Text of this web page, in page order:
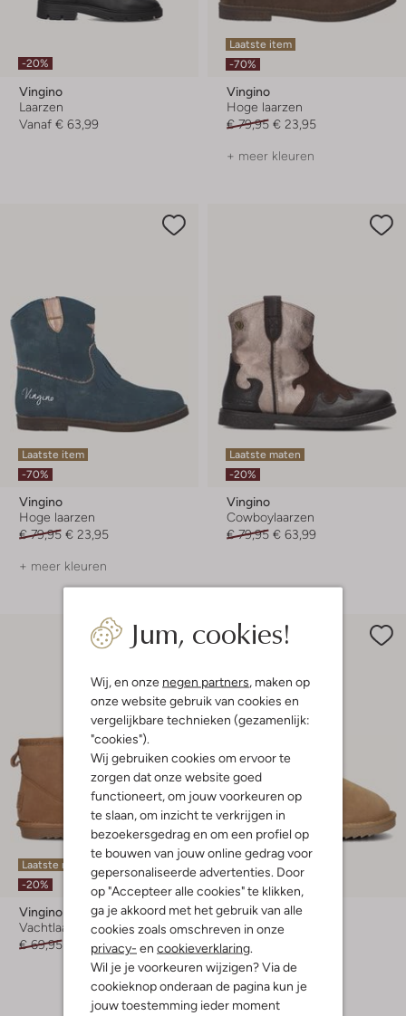
Jum, cookies!
Wij, en onze negen partners, maken op
onze website gebruik van cookies en
vergelijkbare technieken (gezamenlijk:
"cookies").
Wij gebruiken cookies om ervoor te
zorgen dat onze website goed
functioneert, om jouw voorkeuren op
te slaan, om inzicht te verkrijgen in
bezoekersgedrag en om een profiel op
te bouwen van jouw online gedrag voor
gepersonaliseerde advertenties. Door
op "Accepteer alle cookies" te klikken,
ga je akkoord met het gebruik van alle
cookies zoals omschreven in onze
privacy- en cookieverklaring.
Wil je je voorkeuren wijzigen? Via de
cookieknop onderaan de pagina kun je
jouw toestemming ieder moment
-20%
Vingino
Laarzen
Vanaf € 63,99
Laatste item
-70%
Vingino
Hoge laarzen
€ 79,95 € 23,95
+ meer kleuren
Laatste item
-70%
Vingino
Hoge laarzen
€ 79,95 € 23,95
+ meer kleuren
Laatste maten
-20%
Vingino
Cowboylaarzen
€ 79,95 € 63,99
Laatste maten
-20%
Vingino
Vachtlaarzen
€ 69,95
€ 55,99
Laatste item
-20%
Vingino
Vachtlaarzen
€ 69,95